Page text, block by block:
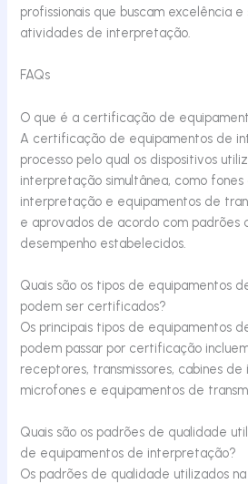
profissionais que buscam excelência e
atividades de interpretação.
FAQs
O que é a certificação de
A certificação de equipamentos de
processo pelo qual os dispositivos
interpretação simultânea, como
interpretação e equipamentos de
e aprovados de acordo com padrões
desempenho estabelecidos.
Quais são os tipos de equipamentos
podem ser certificados?
Os principais tipos de equipamentos
podem passar por certificação
receptores, transmissores, cabines
microfones e equipamentos de
Quais são os padrões de qualidade
de equipamentos de interpretação?
Os padrões de qualidade utilizados